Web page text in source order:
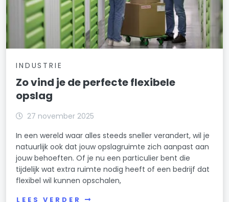
INDUSTRIE
Zo vind je de perfecte flexibele
opslag
27 november 2025
In een wereld waar alles steeds sneller verandert, wil je
natuurlijk ook dat jouw opslagruimte zich aanpast aan
jouw behoeften. Of je nu een particulier bent die
tijdelijk wat extra ruimte nodig heeft of een bedrijf dat
flexibel wil kunnen opschalen,
LEES VERDER